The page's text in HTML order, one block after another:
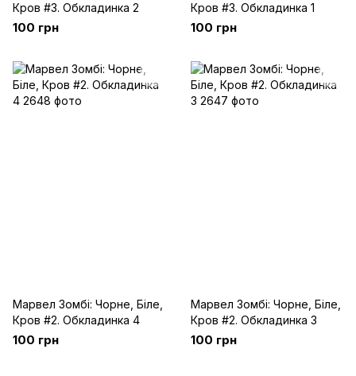
Кров #3. Обкладинка 2
100 грн
Кров #3. Обкладинка 1
100 грн
Марвел Зомбі: Чорне, Біле,
Кров #2. Обкладинка 4
100 грн
Марвел Зомбі: Чорне, Біле,
Кров #2. Обкладинка 3
100 грн